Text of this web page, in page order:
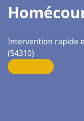
Intervention rapide
(54310)